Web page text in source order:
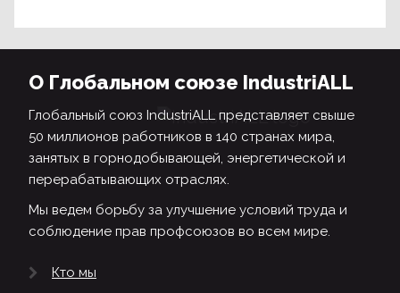
О Глобальном союзе IndustriALL
Глобальный союз IndustriALL представляет свыше
50 миллионов работников в 140 странах мира,
занятых в горнодобывающей, энергетической и
перерабатывающих отраслях.
Мы ведем борьбу за улучшение условий труда и
соблюдение прав профсоюзов во всем мире.
Кто мы